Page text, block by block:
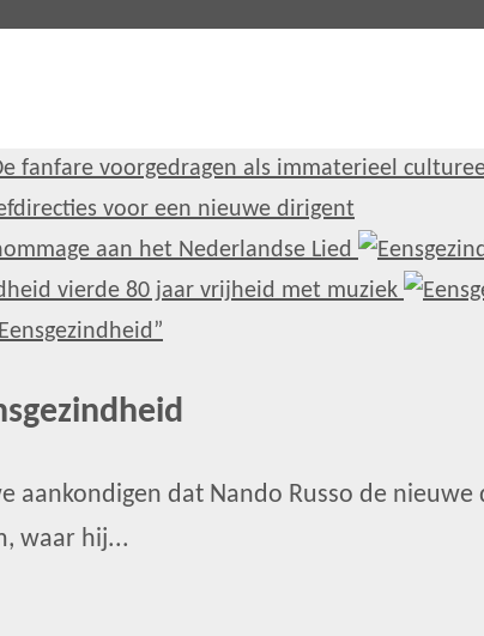
dat Nando Russo de
waar hij...